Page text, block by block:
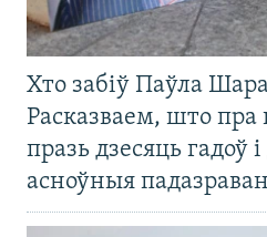
Хто забіў Паўла
Расказваем, што пра
празь дзесяць гадоў
асноўныя